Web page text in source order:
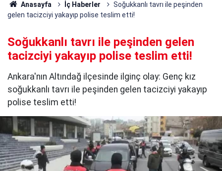
Anasayfa İç Haberler
Soğukkanlı tavrı ile peşinden
gelen tacizciyi yakayıp polise teslim etti!
Soğukkanlı tavrı ile peşinden gelen
tacizciyi yakayıp polise teslim etti!
Ankara'nın Altındağ ilçesinde ilginç olay: Genç kız
soğukkanlı tavrı ile peşinden gelen tacizciyi yakayıp
polise teslim etti!